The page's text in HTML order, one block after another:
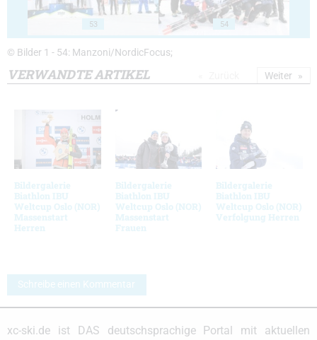
53 54
© Bilder 1 - 54: Manzoni/NordicFocus;
VERWANDTE ARTIKEL
Bildergalerie
Biathlon IBU
Weltcup Oslo (NOR)
Massenstart
Herren
Bildergalerie
Biathlon IBU
Weltcup Oslo (NOR)
Massenstart
Frauen
Bildergalerie
Biathlon IBU
Weltcup Oslo (NOR)
Verfolgung Herren
Weiter
Schreibe einen Kommentar
xc-ski.de ist DAS deutschsprachige Portal mit aktuellen